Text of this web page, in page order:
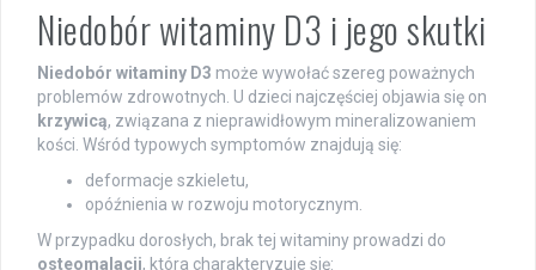
Niedobór witaminy D3 i jego skutki
Niedobór witaminy D3 może wywołać szereg poważnych
problemów zdrowotnych. U dzieci najczęściej objawia się on
krzywicą, związana z nieprawidłowym mineralizowaniem
kości. Wśród typowych symptomów znajdują się:
deformacje szkieletu,
opóźnienia w rozwoju motorycznym.
W przypadku dorosłych, brak tej witaminy prowadzi do
osteomalacji, która charakteryzuje się: